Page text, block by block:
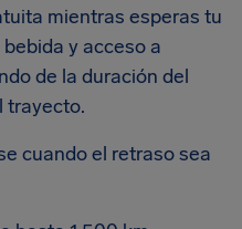
mientras esperas tu
y acceso a
de la duración del
trayecto.
cuando el retraso sea